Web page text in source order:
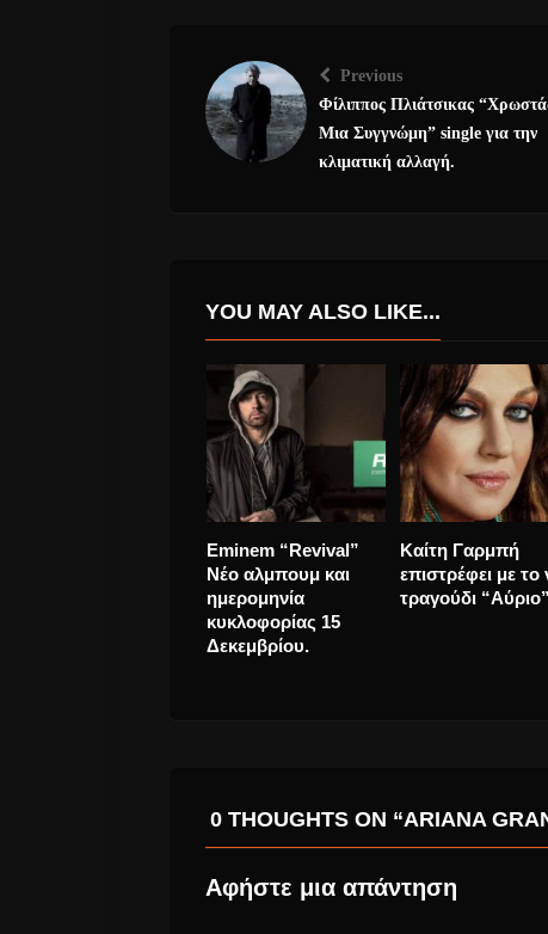
Previous
Φίλιππος Πλιάτσικας
Μια Συγγνώμη” single για την
κλιματική αλλαγή.
YOU MAY ALSO LIKE...
ΑΝΗΜΕΡΑ ΤΩΝ
ΓΕΝΕΘΛΙΩΝ ΑΥΤΟΥ
ΓΙΑ ΤΑ 69 ΤΟΥ ΚΑΙ
BLACK STAR
ALBUM ΓΙΑ ΤΟΝ
Shame έρχονται
Δεκέμβριο ξανά
Αθήνα.
0 THOUGHTS ON “ARIANA
Αφήστε μια απάντηση